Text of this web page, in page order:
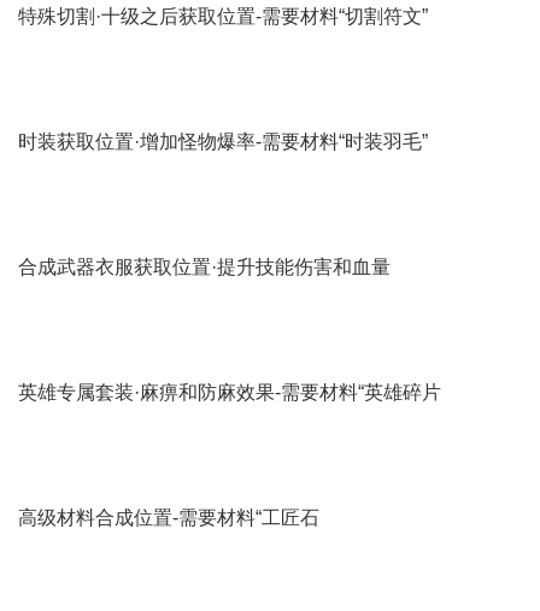
特殊切割·十级之后获取位置-需要材料“切割符文”
时装获取位置·增加怪物爆率-需要材料“时装羽毛”
合成武器衣服获取位置·提升技能伤害和血量
英雄专属套装·麻痹和防麻效果-需要材料“英雄碎片
高级材料合成位置-需要材料“工匠石